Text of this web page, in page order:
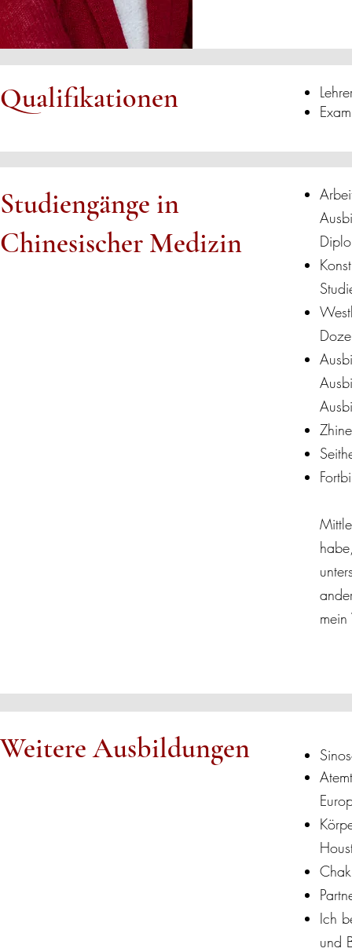
Qualifikationen
Studiengänge in
Chinesischer Medizin
Weitere Ausbildungen
Ich
und